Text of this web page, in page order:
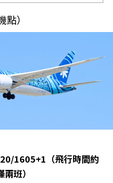
）
1605+1（飛行時間約
班）